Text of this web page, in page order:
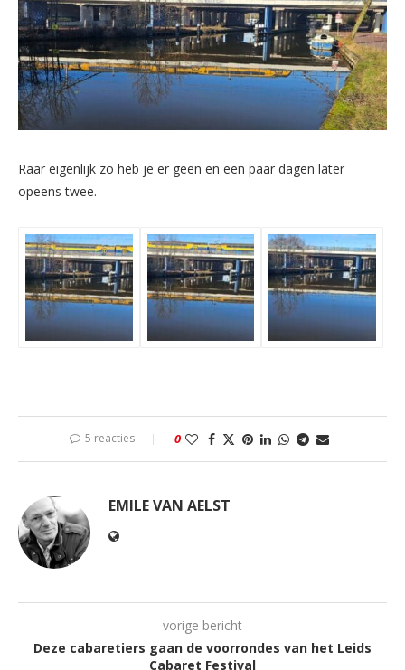
Raar eigenlijk zo heb je er geen en een paar dagen later
opeens twee.
5 reacties 0
EMILE VAN AELST
vorige bericht
Deze cabaretiers gaan de voorrondes van het Leids
Cabaret Festival